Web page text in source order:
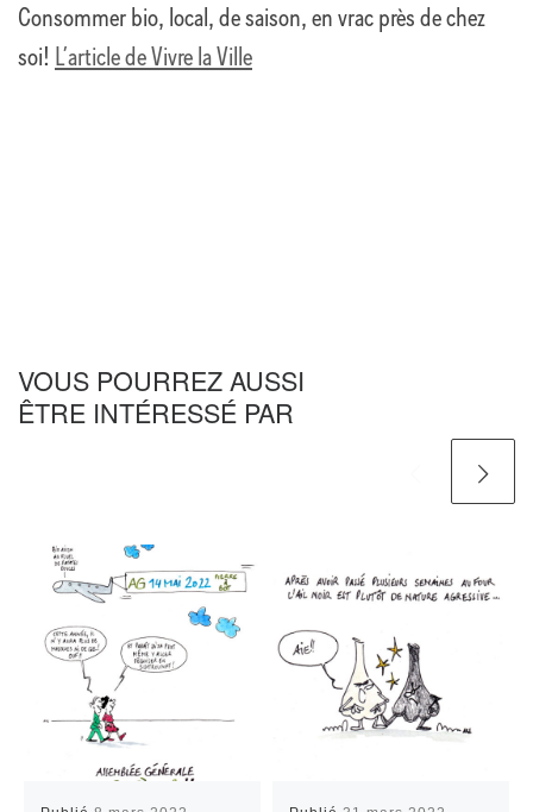
Consommer bio, local, de saison, en vrac près de chez
soi! L’article de Vivre la Ville
VOUS POURREZ AUSSI
ÊTRE INTÉRESSÉ PAR